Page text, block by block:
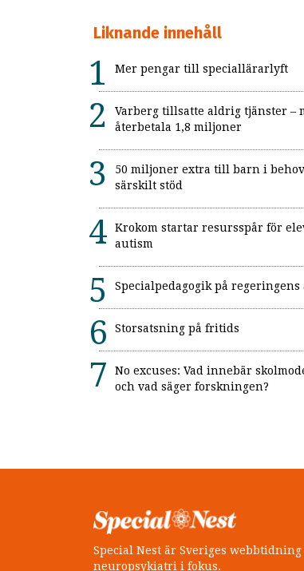
Liknande innehåll
Mer pengar till speciallärarlyft
Varberg tillsatte aldrig tjänster –
återbetala 1,8 miljoner
50 miljoner extra till barn i
särskilt stöd
Krokom startar resursspår för
autism
Specialpedagogik på regeringens
Storsatsning på fritids
No excuses: Vad innebär
och vad säger forskningen?
Special Nest är Sveriges webbtidning
neuropsykiatri i fokus.